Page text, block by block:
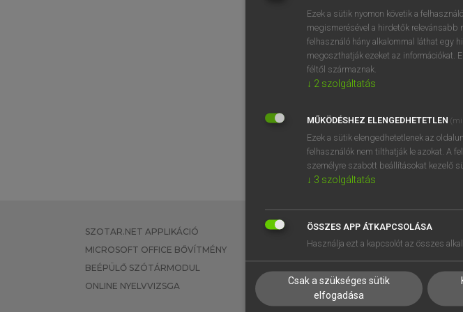
BELÉPÉS
SZOTAR.NET APPLIKÁCIÓ
MICROSOFT OFFICE BŐVÍTMÉNY
BEÉPÜLŐ SZÓTÁRMODUL
ONLINE NYELVVIZSGA
EGYÉNI FELHASZNÁLÓKNAK
TANULÓKNAK
VÁLLALATI MEGOLDÁSOK
SÚGÓ
RÓLUNK
SÜTI
Ezek a sütik nyomon követik a
megismerésével a hirdetők relevánsabb
felhasználó hány alkalommal láthat egy
megoszthatják ezeket az információkat.
féltől származnak.
↓ 2 szolgáltatás
MŰKÖDÉSHEZ ELENGEDHETETLEN
Ezek a sütik elengedhetetlenek az
felhasználók nem tilthatják le azokat. A
személyre szabott beállításokat kezelő
↓ 3 szolgáltatás
ÖSSZES APP ÁTKAPCSOLÁSA
Használja ezt a kapcsolót az összes
Csak a szükséges sütik
elfogadása